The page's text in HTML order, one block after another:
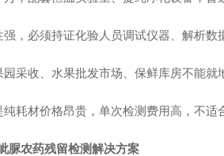
，必须持证化验人员调试仪器、解析数
采收、水果批发市场、保鲜库房不能就
耗材价格昂贵，单次检测费用高，不适
脲农药残留检测解决方案